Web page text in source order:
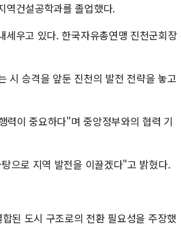
역건설공학과를 졸업했다.
우고 있다. 한국자유총연맹 진천군회장
시 승격을 앞둔 진천의 발전 전략을 놓고
력이 중요하다"며 중앙정부와의 협력 기
으로 지역 발전을 이끌겠다"고 밝혔다.
된 도시 구조로의 전환 필요성을 주장했